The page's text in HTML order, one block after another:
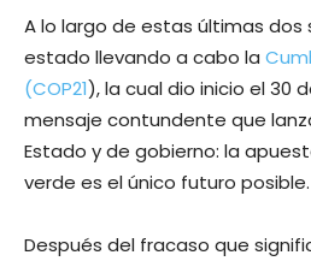
A lo largo de estas últimas dos
estado llevando a cabo la
(COP21),la cual dio inicio el 30
mensaje contundente que
Estado y de gobierno: la
verde es el único futuro posible.
Después del fracaso que